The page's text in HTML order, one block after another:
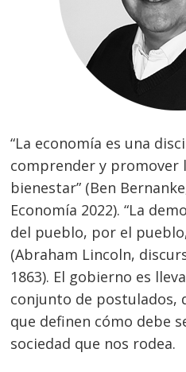
“La economía es una
comprender y promover
bienestar” (Ben
Economía 2022). “La
del pueblo, por el
(Abraham Lincoln,
1863). El gobierno es
conjunto de postulados,
que definen cómo debe
sociedad que nos rodea.